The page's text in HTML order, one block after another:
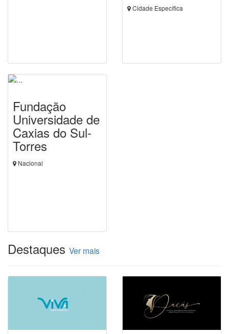
Cidade Específica
Fundação
Universidade de
Caxias do Sul-
Torres
Nacional
Destaques Ver mais